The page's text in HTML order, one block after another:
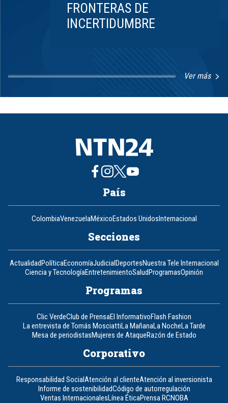
FRONTERAS DE
INCERTIDUMBRE
Ver más
1
8
País
ColombiaVenezuelaMéxicoEstados UnidosInternacional
Secciones
ActualidadPolíticaEconomíaJudicialDeportesNuestra Tele Internacional
Ciencia y TecnologíaEntretenimientoSaludProgramasOpinión
Programas
Clic VerdeClub de PrensaEl InformativoFlash Fashion
La entrevista de Tomás MosciattiLa MañanaLa NocheLa Tarde
Mesa de periodistasMujeres de AtaqueRazón de Estado
Corporativo
Responsabilidad SocialAtención al clienteAtención al inversionista
Informe de sostenibilidadCódigo de autorregulación
Ventas InternacionalesLínea ÉticaPrensa RCNOBA